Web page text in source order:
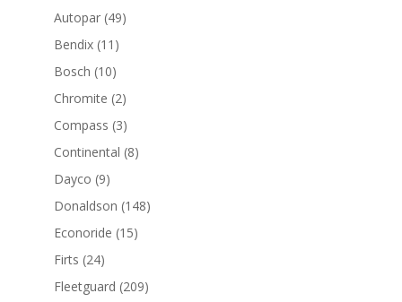
Autopar 4949
Bendix 11 11
productos
Bosch 1010
productos
Chromite 22
productos
Compass 33
productos
Continental 88
Dayco 99
productos
Donaldson 148148
Econoride 1515
Firts 2424
productos
Fleetguard 209209